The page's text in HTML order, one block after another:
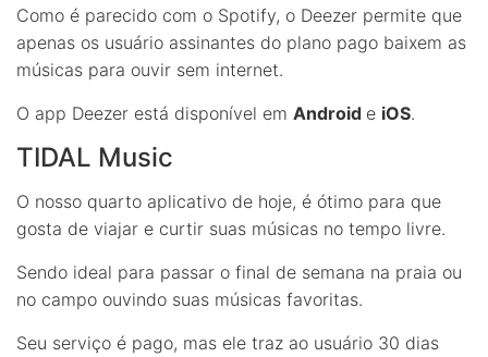
Como é parecido com o Spotify, o Deezer permite que
apenas os usuário assinantes do plano pago baixem as
músicas para ouvir sem internet.
O app Deezer está disponível em Android e iOS.
TIDAL Music
O nosso quarto aplicativo de hoje, é ótimo para que
gosta de viajar e curtir suas músicas no tempo livre.
Sendo ideal para passar o final de semana na praia ou
no campo ouvindo suas músicas favoritas.
Seu serviço é pago, mas ele traz ao usuário 30 dias